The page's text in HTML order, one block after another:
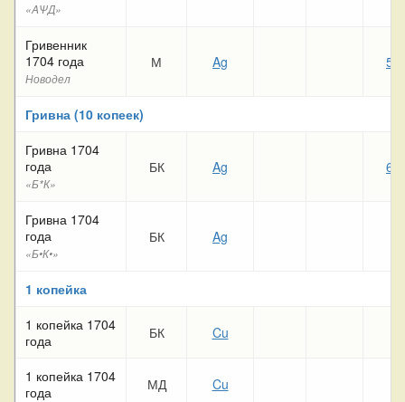
«AѰД»
Гривенник
1704 года
Новодел
М Ag 50
Гривна (10 копеек)
Гривна 1704
года
«Б*К»
БК Ag 66
Гривна 1704
года
«Б•К•»
БК Ag
1 копейка
1 копейка 1704
года
БК Cu
1 копейка 1704
года
МД Cu